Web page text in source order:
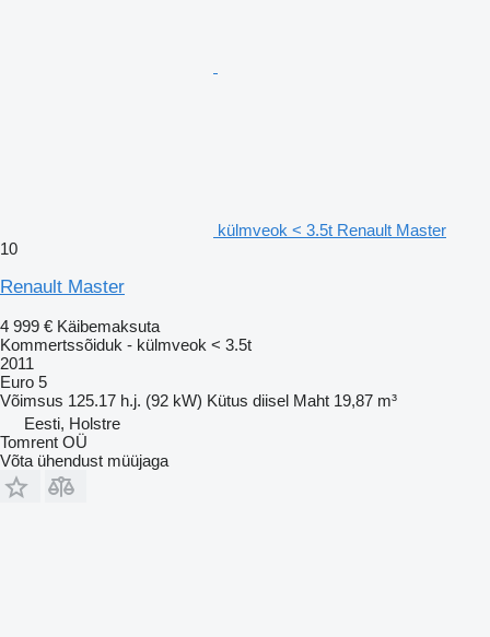
külmveok < 3.5t Renault Master
10
Renault Master
4 999 € Käibemaksuta
Kommertssõiduk - külmveok < 3.5t
2011
Euro 5
Võimsus 125.17 h.j. (92 kW) Kütus diisel Maht 19,87 m³
Eesti, Holstre
Tomrent OÜ
Võta ühendust müüjaga